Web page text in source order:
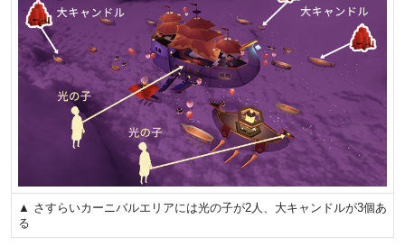
▲ さすらいカーニバルエリアには光の子が2人、大キャンドルが3個あ
る